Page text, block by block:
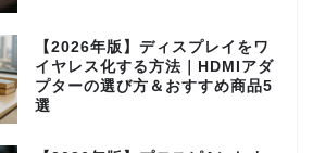
【2026年版】ディスプレイをワ
イヤレス化する方法｜HDMIアダ
プターの選び方＆おすすめ商品5
選